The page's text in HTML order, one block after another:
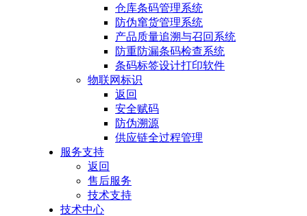
仓库条码管理系统
防伪窜货管理系统
产品质量追溯与召回系统
防重防漏条码检查系统
条码标签设计打印软件
物联网标识
返回
安全赋码
防伪溯源
供应链全过程管理
服务支持
返回
售后服务
技术支持
技术中心